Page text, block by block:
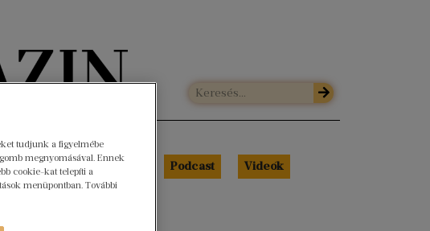
HÍREK Libri Portré Podcast Videók
tudjunk a figyelmébe
megnyomásával. Ennek
cookie-kat telepíti a
menüpontban. További